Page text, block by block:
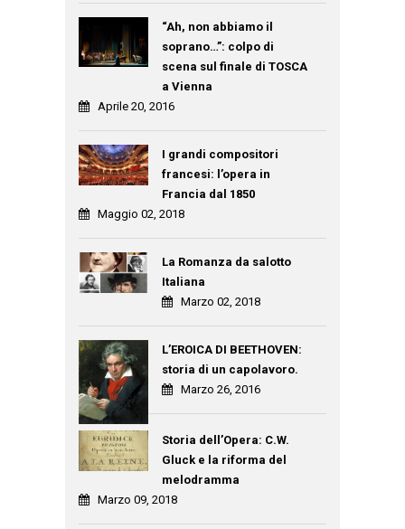
“Ah, non abbiamo il
soprano…”: colpo di
scena sul finale di TOSCA
a Vienna
Aprile 20, 2016
I grandi compositori
francesi: l’opera in
Francia dal 1850
Maggio 02, 2018
La Romanza da salotto
Italiana
Marzo 02, 2018
L’EROICA DI BEETHOVEN:
storia di un capolavoro.
Marzo 26, 2016
Storia dell’Opera: C.W.
Gluck e la riforma del
melodramma
Marzo 09, 2018